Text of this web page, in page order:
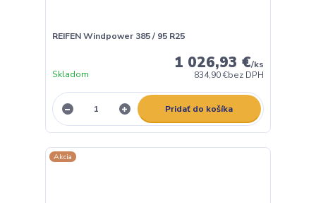
REIFEN Windpower 385 / 95 R25
1 026,93 €/ks
834,90 €bez DPH
Skladom
Pridať do košíka
Akcia